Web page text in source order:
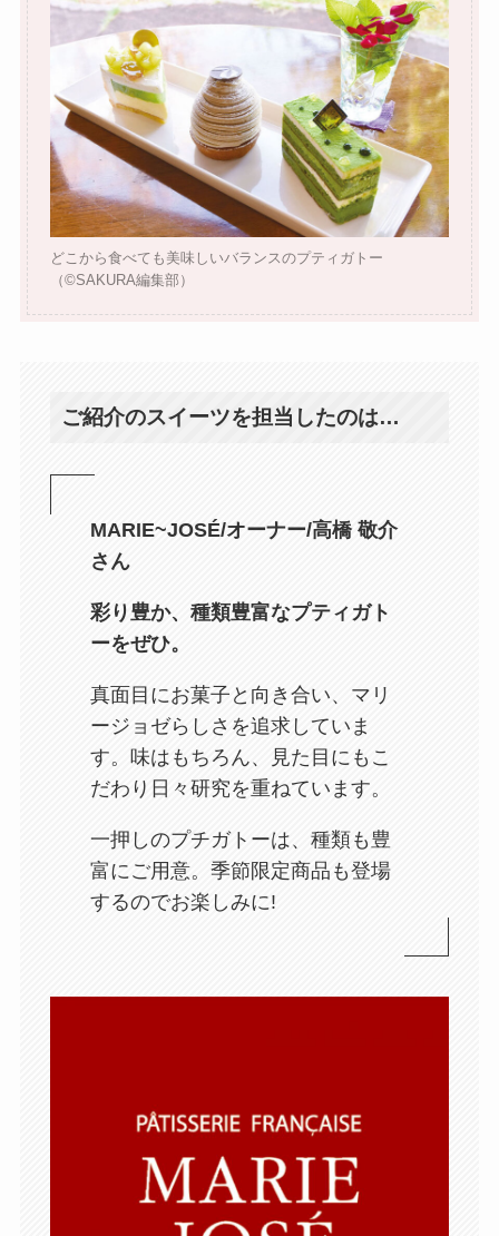
どこから食べても美味しいバランスのプティガトー
（©️SAKURA編集部）
ご紹介のスイーツを担当したのは…
MARIE~JOSÉ/オーナー/高橋 敬介
さん
彩り豊か、種類豊富なプティガト
ーをぜひ。
真面目にお菓子と向き合い、マリ
ージョゼらしさを追求していま
す。味はもちろん、見た目にもこ
だわり日々研究を重ねています。
一押しのプチガトーは、種類も豊
富にご用意。季節限定商品も登場
するのでお楽しみに!